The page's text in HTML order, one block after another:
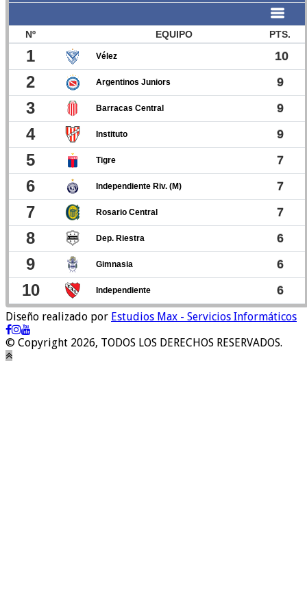
Diseño realizado por Estudios Max - Servicios Informáticos
© Copyright 2026, TODOS LOS DERECHOS RESERVADOS.